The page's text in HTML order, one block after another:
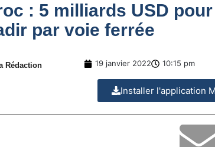
: 5 milliards USD
par voie ferrée
Rédaction 19 janvier 2022 10:15 pm
Installer l'application